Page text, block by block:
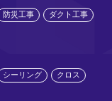
防災工事 ダクト工事
シーリング クロス